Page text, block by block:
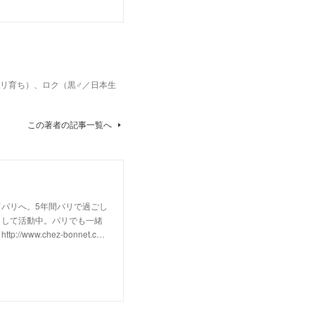
育ち）、ロク（黒♂／日本生
この著者の記事一覧へ
リへ。5年間パリで過ごし
て活動中。パリでも一緒
www.chez-bonnet.c…